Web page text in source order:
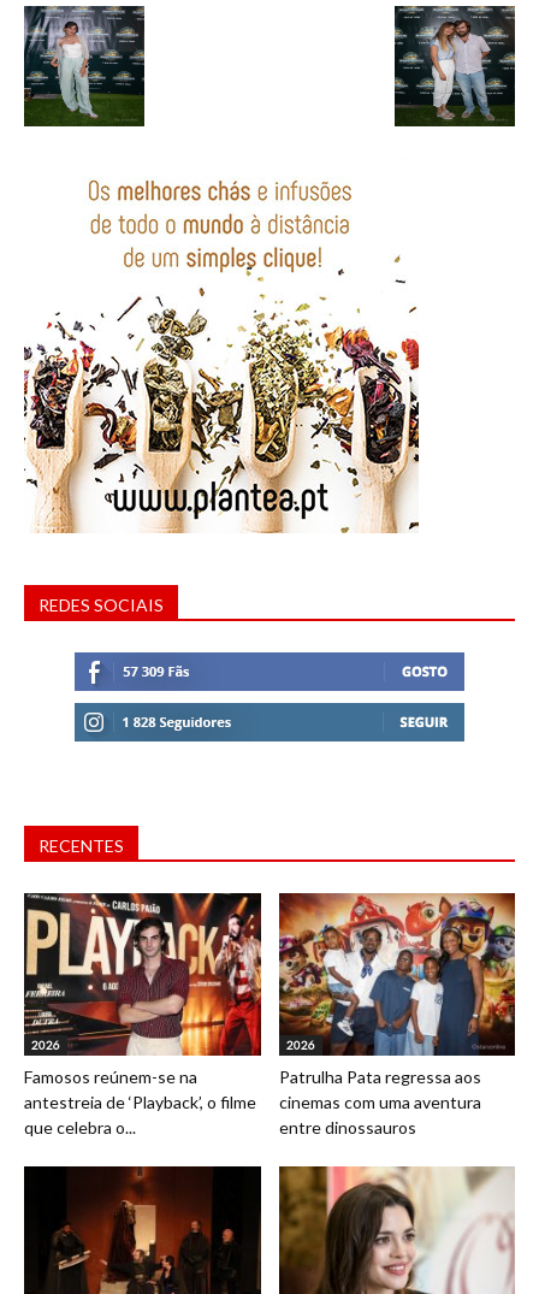
REDES SOCIAIS
RECENTES
2026
Famosos reúnem-se na
antestreia de ‘Playback’, o filme
que celebra o...
2026
Patrulha Pata regressa aos
cinemas com uma aventura
entre dinossauros